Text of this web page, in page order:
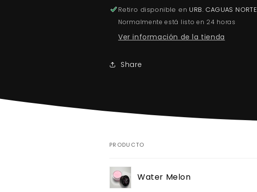
Retiro disponible en URB. CAGUAS NORTE
Normalmente está listo en 24 horas
Ver información de la tienda
Share
Tu
carrito
PRODUCTO
Water Melon